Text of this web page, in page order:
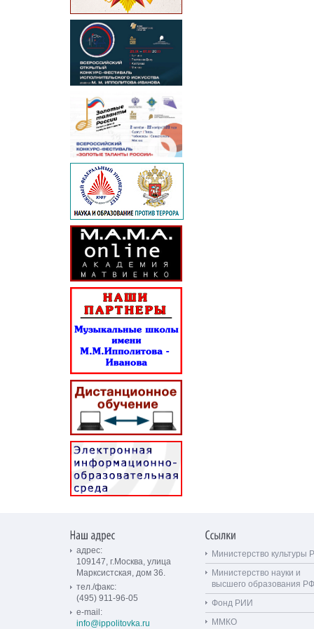
адрес:
109147, г.Москва, улица
Марксистская, дом 36.
тел./факс:
(495) 911-96-05
e-mail:
info@ippolitovka.ru
Министерство культуры
Министерство науки и
высшего образования РФ
Фонд РИИ
ММКО